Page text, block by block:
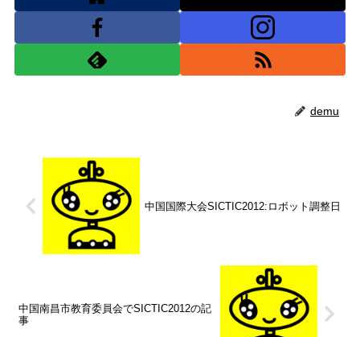
demu
中国国際大会SICTIC2012:ロボット調整日
中国南昌市教育委員会でSICTIC2012の記
事